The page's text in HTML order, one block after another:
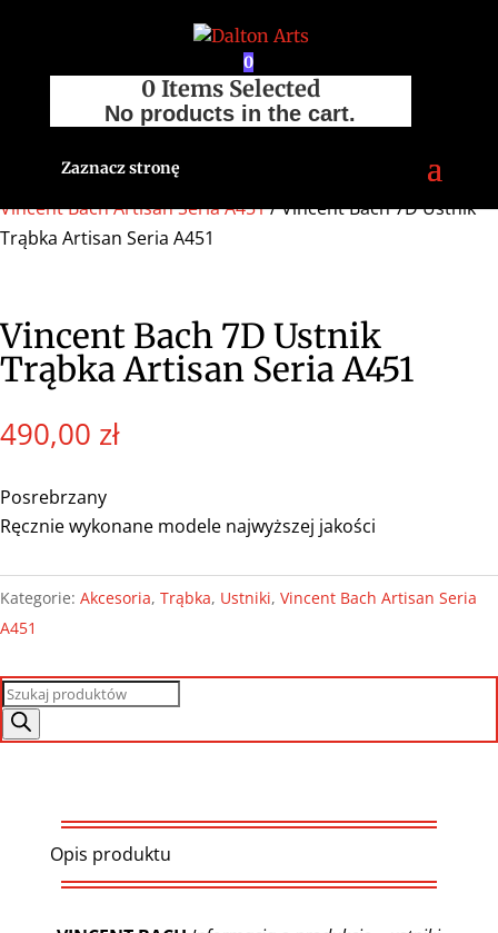
0
0 Items Selected
No products in the cart.
Zaznacz stronę
Strona główna/Sklep
/
Vincent Bach Artisan Seria A451/ Vincent Bach 7D Ustnik
Trąbka Artisan Seria A451
Vincent Bach 7D Ustnik
Trąbka Artisan Seria A451
490,00 zł
Posrebrzany
Ręcznie wykonane modele najwyższej jakości
Kategorie: Akcesoria, Trąbka, Ustniki, Vincent Bach Artisan Seria
A451
Wyszukiwarka
produktów
Opis produktu